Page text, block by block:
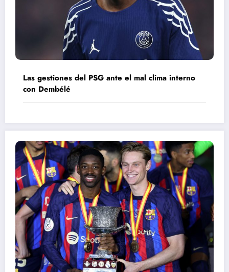
Las gestiones del PSG ante el mal clima interno
con Dembélé